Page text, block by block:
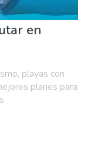
en
playas con
planes para